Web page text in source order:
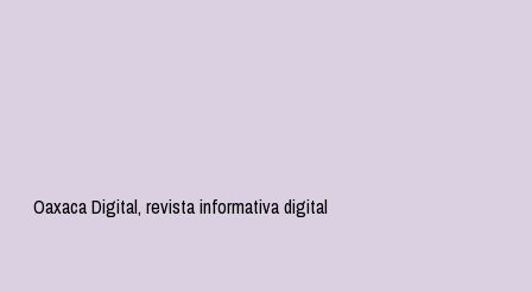
Oaxaca Digital, revista informativa digital